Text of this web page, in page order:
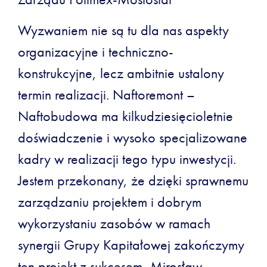
Wyzwaniem nie są tu dla nas aspekty
organizacyjne i techniczno-
konstrukcyjne, lecz ambitnie ustalony
termin realizacji. Naftoremont –
Naftobudowa ma kilkudziesięcioletnie
doświadczenie i wysoko specjalizowane
kadry w realizacji tego typu inwestycji.
Jestem przekonany, że dzięki sprawnemu
zarządzaniu projektem i dobrym
wykorzystaniu zasobów w ramach
synergii Grupy Kapitałowej zakończymy